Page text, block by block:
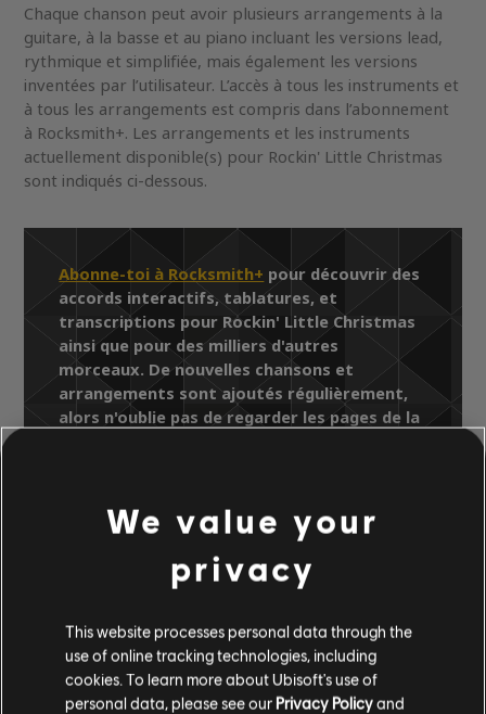
Chaque chanson peut avoir plusieurs arrangements à la
guitare, à la basse et au piano incluant les versions lead,
rythmique et simplifiée, mais également les versions
inventées par l’utilisateur. L’accès à tous les instruments et
à tous les arrangements est compris dans l’abonnement
à Rocksmith+. Les arrangements et les instruments
actuellement disponible(s) pour Rockin' Little Christmas
sont indiqués ci-dessous.
Abonne-toi à Rocksmith+ pour découvrir des
accords interactifs, tablatures, et
transcriptions pour Rockin' Little Christmas
ainsi que pour des milliers d'autres
morceaux. De nouvelles chansons et
arrangements sont ajoutés régulièrement,
alors n'oublie pas de regarder les pages de la
Bibliothèque de chansons
It Won't Be Christmas Without You
Rockin' Little Christmas
We value your
privacy
This website processes personal data through the
use of online tracking technologies, including
cookies. To learn more about Ubisoft's use of
personal data, please see our Privacy Policyand